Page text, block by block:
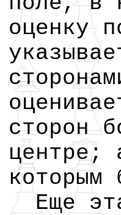
оценку
сторон
центре;
которым
Еще эта